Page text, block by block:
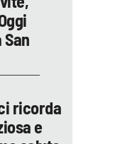
San
ricorda
e